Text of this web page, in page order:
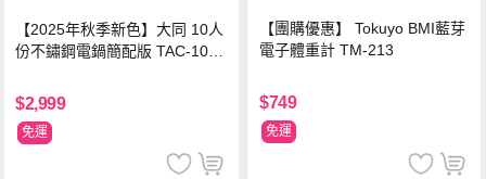
【2025年秋季新色】大同 10人
份不鏽鋼電鍋簡配版 TAC-10L-
$2,999
免運
【團購優惠】 Tokuyo BMI藍芽
電子體重計 TM-213
$749
免運